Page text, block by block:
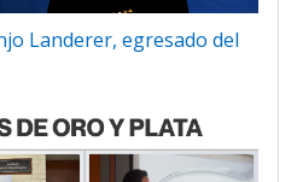
Landerer, egresado del